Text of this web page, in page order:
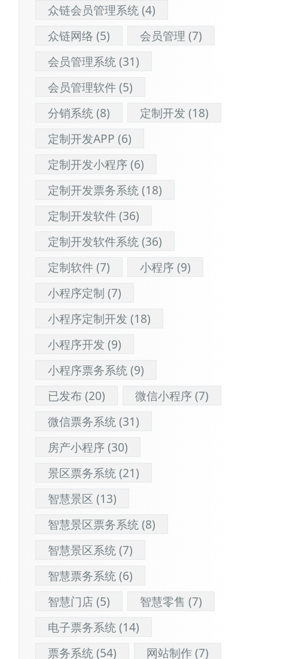
众链会员管理系统(4)
众链网络 (5) 会员管理 (7)
会员管理系统(31)
会员管理软件(5)
分销系统(8) 定制开发 (18)
定制开发APP (6)
定制开发小程序(6)
定制开发票务系统(18)
定制开发软件(36)
定制开发软件系统(36)
定制软件(7) 小程序(9)
小程序定制 (7)
小程序定制开发 (18)
小程序开发 (9)
小程序票务系统(9)
已发布(20) 微信小程序(7)
微信票务系统(31)
房产小程序(30)
景区票务系统(21)
智慧景区 (13)
智慧景区票务系统(8)
智慧景区系统(7)
智慧票务系统(6)
智慧门店(5) 智慧零售 (7)
电子票务系统(14)
票务系统(54) 网站制作(7)